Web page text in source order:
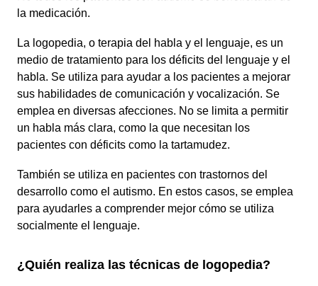
la medicación.
La logopedia, o terapia del habla y el lenguaje, es un
medio de tratamiento para los déficits del lenguaje y el
habla. Se utiliza para ayudar a los pacientes a mejorar
sus habilidades de comunicación y vocalización. Se
emplea en diversas afecciones. No se limita a permitir
un habla más clara, como la que necesitan los
pacientes con déficits como la tartamudez.
También se utiliza en pacientes con trastornos del
desarrollo como el autismo. En estos casos, se emplea
para ayudarles a comprender mejor cómo se utiliza
socialmente el lenguaje.
¿Quién realiza las técnicas de logopedia?